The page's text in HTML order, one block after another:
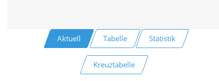
Aktuell Tabelle Statistik
Kreuztabelle